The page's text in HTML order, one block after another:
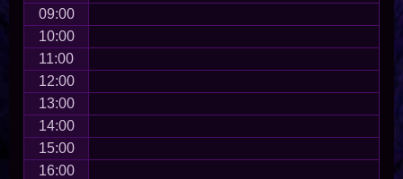
09:00
10:00
11:00
12:00
13:00
14:00
15:00
16:00